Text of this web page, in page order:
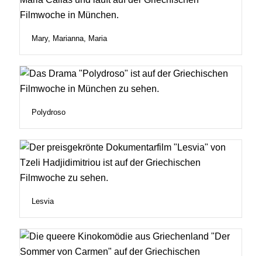
Mary, Marianna, Maria
Polydroso
Lesvia